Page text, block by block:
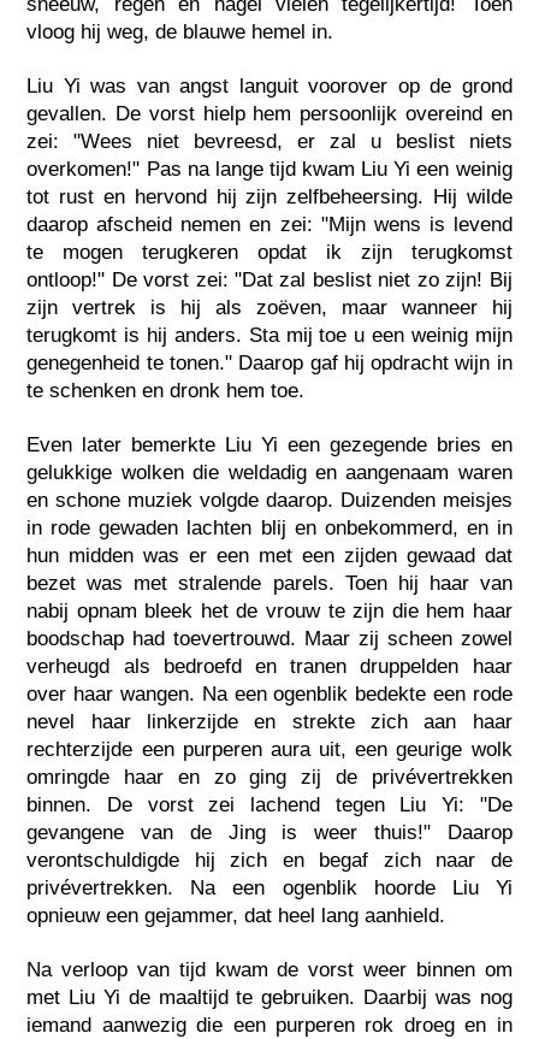
sneeuw, regen en hagel vielen tegelijkertijd! Toen
vloog hij weg, de blauwe hemel in.
Liu Yi was van angst languit voorover op de grond
gevallen. De vorst hielp hem persoonlijk overeind en
zei: "Wees niet bevreesd, er zal u beslist niets
overkomen!" Pas na lange tijd kwam Liu Yi een weinig
tot rust en hervond hij zijn zelfbeheersing. Hij wilde
daarop afscheid nemen en zei: "Mijn wens is levend
te mogen terugkeren opdat ik zijn terugkomst
ontloop!" De vorst zei: "Dat zal beslist niet zo zijn! Bij
zijn vertrek is hij als zoëven, maar wanneer hij
terugkomt is hij anders. Sta mij toe u een weinig mijn
genegenheid te tonen." Daarop gaf hij opdracht wijn in
te schenken en dronk hem toe.
Even later bemerkte Liu Yi een gezegende bries en
gelukkige wolken die weldadig en aangenaam waren
en schone muziek volgde daarop. Duizenden meisjes
in rode gewaden lachten blij en onbekommerd, en in
hun midden was er een met een zijden gewaad dat
bezet was met stralende parels. Toen hij haar van
nabij opnam bleek het de vrouw te zijn die hem haar
boodschap had toevertrouwd. Maar zij scheen zowel
verheugd als bedroefd en tranen druppelden haar
over haar wangen. Na een ogenblik bedekte een rode
nevel haar linkerzijde en strekte zich aan haar
rechterzijde een purperen aura uit, een geurige wolk
omringde haar en zo ging zij de privévertrekken
binnen. De vorst zei lachend tegen Liu Yi: "De
gevangene van de Jing is weer thuis!" Daarop
verontschuldigde hij zich en begaf zich naar de
privévertrekken. Na een ogenblik hoorde Liu Yi
opnieuw een gejammer, dat heel lang aanhield.
Na verloop van tijd kwam de vorst weer binnen om
met Liu Yi de maaltijd te gebruiken. Daarbij was nog
iemand aanwezig die een purperen rok droeg en in